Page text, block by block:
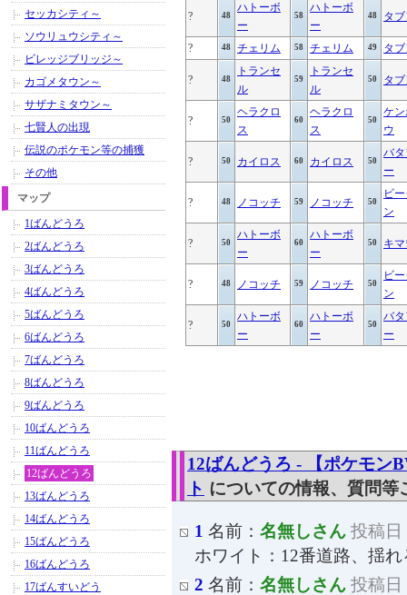
? 48
ハトーボ
ー
58
ハトーボ
ー
48 タ
? 48 チェリム 58 チェリム 49 タ
? 48
トランセ
ル
59
トランセ
ル
50 タ
? 50
ヘラクロ
ス
60
ヘラクロ
ス
50
ケ
ウ
? 50 カイロス 60 カイロス 50
バ
ー
? 48 ノコッチ 59 ノコッチ 50
ビ
ン
? 50
ハトーボ
ー
60
ハトーボ
ー
50 キ
? 48 ノコッチ 59 ノコッチ 50
ビ
ン
? 50
ハトーボ
ー
60
ハトーボ
ー
50
バ
ー
12ばんどうろ - 【ポケモン
ト についての情報、質問等
1 名前： 名無しさん 投稿日
ホワイト：12番道路、揺
2 名前： 名無しさん 投稿日
セッカシティ～
ソウリュウシティ～
ビレッジブリッジ～
カゴメタウン～
サザナミタウン～
七賢人の出現
伝説のポケモン等の捕獲
その他
マップ
1ばんどうろ
2ばんどうろ
3ばんどうろ
4ばんどうろ
5ばんどうろ
6ばんどうろ
7ばんどうろ
8ばんどうろ
9ばんどうろ
10ばんどうろ
11ばんどうろ
12ばんどうろ
13ばんどうろ
14ばんどうろ
15ばんどうろ
16ばんどうろ
17ばんすいどう